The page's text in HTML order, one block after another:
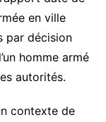
en ville
par décision
homme armé
autorités.
contexte de